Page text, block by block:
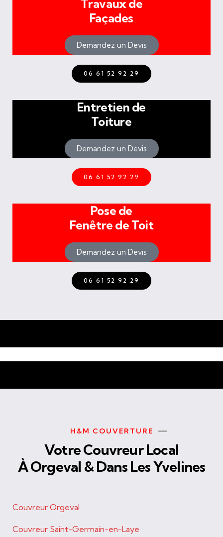
Travaux de
Façades
Demandez un Devis
06 61 52 92 29
Entretien de
Toiture
Demandez un Devis
06 61 52 92 29
Pose de
Fenêtre de Toit
Demandez un Devis
06 61 52 92 29
H&M COUVERTURE
Votre Couvreur Local
À Orgeval & Dans Les Yvelines
Couvreur Orgeval
Couvreur Saint-Germain-en-Laye